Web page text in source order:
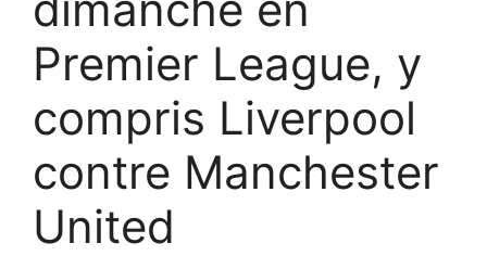
Premier League, y
compris Liverpool
contre Manchester
United